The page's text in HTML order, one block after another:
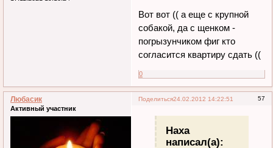
Вот вот (( а еще с крупной
собакой, да с щенком -
погрызунчиком фиг кто
согласится квартиру сдать ((
0
Поделиться 57
24.02.2012 14:22:51
Любасик
Активный участник
Наха
написал(а):